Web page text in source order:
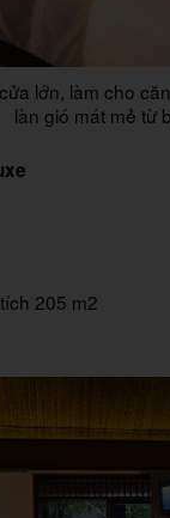
lớn, làm cho
làn gió mát mẻ từ
205 m2